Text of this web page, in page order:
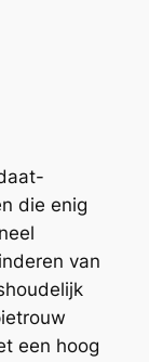
die enig
van
een hoog